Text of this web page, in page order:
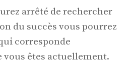
arrêté de rechercher
du succès vous pourrez
corresponde
vous êtes actuellement.